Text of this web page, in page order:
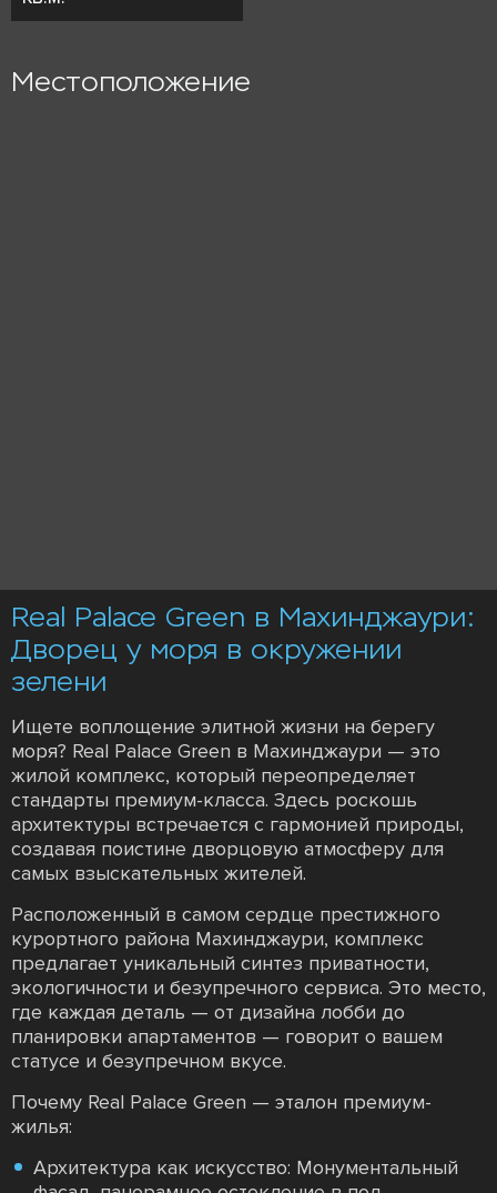
Местоположение
Real Palace Green в Махинджаури:
Дворец у моря в окружении
зелени
Ищете воплощение элитной жизни на берегу
моря? Real Palace Green в Махинджаури — это
жилой комплекс, который переопределяет
стандарты премиум-класса. Здесь роскошь
архитектуры встречается с гармонией природы,
создавая поистине дворцовую атмосферу для
самых взыскательных жителей.
Расположенный в самом сердце престижного
курортного района Махинджаури, комплекс
предлагает уникальный синтез приватности,
экологичности и безупречного сервиса. Это место,
где каждая деталь — от дизайна лобби до
планировки апартаментов — говорит о вашем
статусе и безупречном вкусе.
Почему Real Palace Green — эталон премиум-
жилья:
Архитектура как искусство: Монументальный